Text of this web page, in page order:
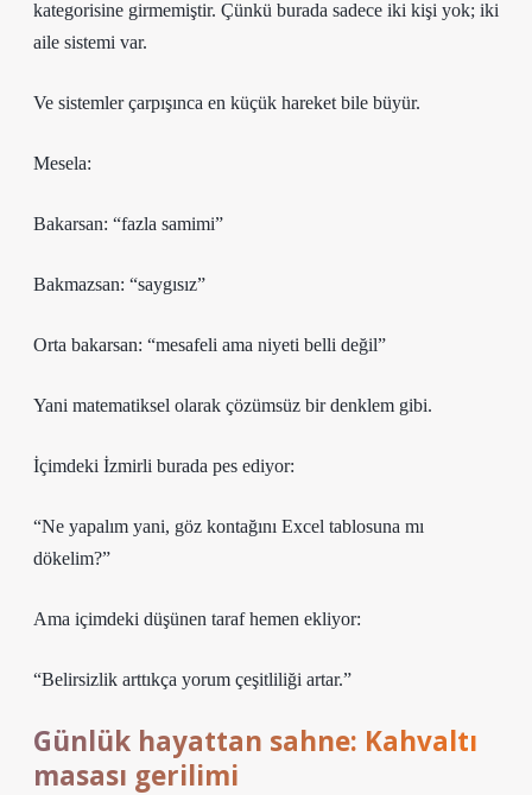
kategorisine girmemiştir. Çünkü burada sadece iki kişi yok; iki
aile sistemi var.
Ve sistemler çarpışınca en küçük hareket bile büyür.
Mesela:
Bakarsan: “fazla samimi”
Bakmazsan: “saygısız”
Orta bakarsan: “mesafeli ama niyeti belli değil”
Yani matematiksel olarak çözümsüz bir denklem gibi.
İçimdeki İzmirli burada pes ediyor:
“Ne yapalım yani, göz kontağını Excel tablosuna mı
dökelim?”
Ama içimdeki düşünen taraf hemen ekliyor:
“Belirsizlik arttıkça yorum çeşitliliği artar.”
Günlük hayattan sahne: Kahvaltı
masası gerilimi